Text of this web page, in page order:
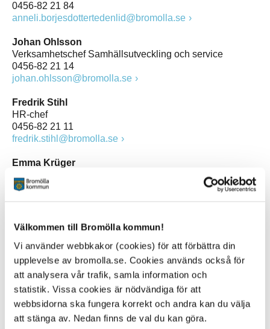
Välkommen till Bromölla kommun!
Vi använder webbkakor (cookies) för att förbättra din
upplevelse av bromolla.se. Cookies används också för
att analysera vår trafik, samla information och
statistik. Vissa cookies är nödvändiga för att
webbsidorna ska fungera korrekt och andra kan du välja
att stänga av. Nedan finns de val du kan göra.
0456-82 21 84
anneli.borjesdottertedenlid@bromolla.se
Johan Ohlsson
Verksamhetschef Samhällsutveckling och service
0456-82 21 14
johan.ohlsson@bromolla.se
Fredrik Stihl
HR-chef
0456-82 21 11
fredrik.stihl@bromolla.se
Emma Krüger
0456-82 20 92
Johan Hejman
0456-82 22 47
johan.hejman@bromolla.se
Cecile Lustig
Utveckningschef
0456-82 26 25
cecile.lustig@bromolla.se